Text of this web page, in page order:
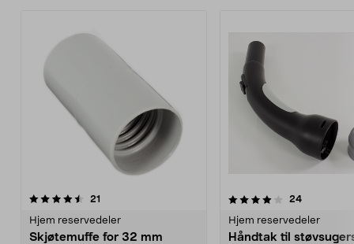
21
Hjem reservedeler
Skjøtemuffe for 32 mm
4.0av 5 stjerner 24
Hjem reservedeler
Håndtak til
4.5av 5 stjerner